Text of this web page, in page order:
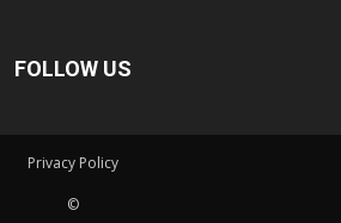
FOLLOW US
Privacy Policy
©